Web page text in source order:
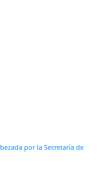
por la Secretaría de